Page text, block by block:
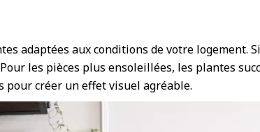
adaptées aux conditions de votre logement.
les pièces plus ensoleillées, les plantes
pour créer un effet visuel agréable.